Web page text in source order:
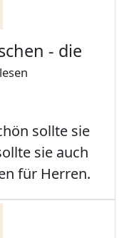
- die
lesen
sollte sie
sie auch
für Herren.